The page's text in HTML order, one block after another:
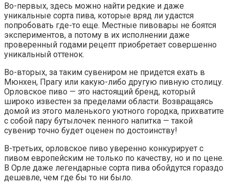
Во-первых, здесь можно найти редкие и даже
уникальные сорта пива, которые вряд ли удастся
попробовать где-то еще. Местные пивовары не боятся
экспериментов, а потому в их исполнении даже
проверенный годами рецепт приобретает совершенно
уникальный оттенок.
Во-вторых, за таким сувениром не придется ехать в
Мюнхен, Прагу или какую-либо другую пивную столицу.
Орловское пиво — это настоящий бренд, который
широко известен за пределами области. Возвращаясь
домой из этого маленького уютного городка, прихватите
с собой пару бутылочек пенного напитка — такой
сувенир точно будет оценен по достоинству!
В-третьих, орловское пиво уверенно конкурирует с
пивом европейским не только по качеству, но и по цене.
В Орле даже легендарные сорта пива обойдутся гораздо
дешевле, чем где бы то ни было.